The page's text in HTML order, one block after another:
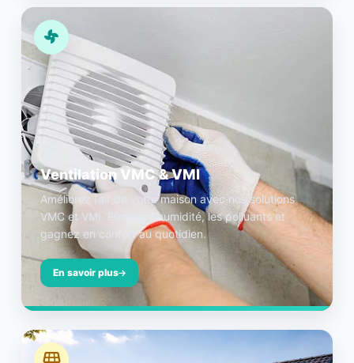
Ventilation VMC & VMI
Améliorez l’air de votre maison avec nos solutions
VMC et VMI. Éliminez l’humidité, les polluants et
gagnez en confort au quotidien.
En savoir plus